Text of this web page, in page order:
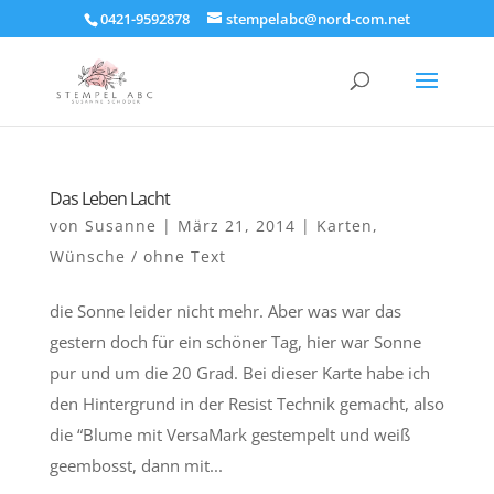
0421-9592878 stempelabc@nord-com.net
Das Leben Lacht
von Susanne | März 21, 2014 | Karten,
Wünsche / ohne Text
die Sonne leider nicht mehr. Aber was war das
gestern doch für ein schöner Tag, hier war Sonne
pur und um die 20 Grad. Bei dieser Karte habe ich
den Hintergrund in der Resist Technik gemacht, also
die “Blume mit VersaMark gestempelt und weiß
geembosst, dann mit...